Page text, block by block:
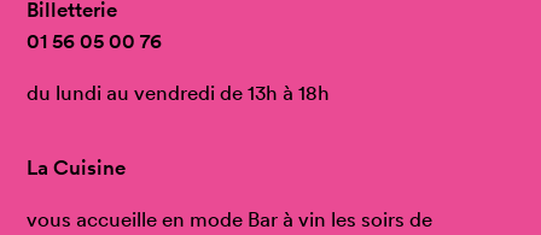
Billetterie
01 56 05 00 76
du lundi au vendredi de 13h à 18h
La Cuisine
vous accueille en mode Bar à vin les soirs de